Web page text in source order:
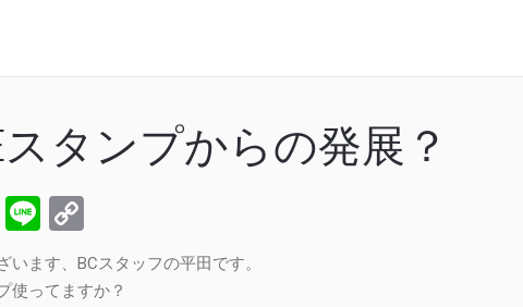
スタンプからの発展？
Twitter
Line
Link
います、BCスタッフの平田です。
使ってますか？